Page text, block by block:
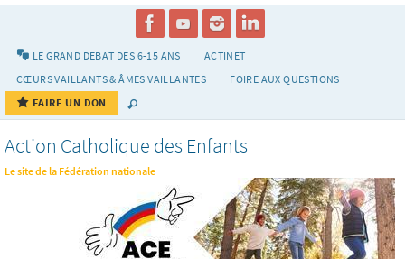
LE GRAND DÉBAT DES 6-15 ANS
ACTINET
CŒURS VAILLANTS & ÂMES VAILLANTES
FOIRE AUX QUESTIONS
FAIRE UN DON
Action Catholique des Enfants
Le site de la Fédération nationale